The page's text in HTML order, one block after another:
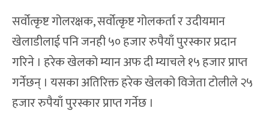
सर्वोत्कृष्ट गोलरक्षक, सर्वोत्कृष्ट गोलकर्ता र उदीयमान
खेलाडीलाई पनि जनही ५० हजार रुपैयाँ पुरस्कार प्रदान
गरिने । हरेक खेलको म्यान अफ दी म्याचले १५ हजार प्राप्त
गर्नेछन् । यसका अतिरिक्त हरेक खेलको विजेता टोलीले २५
हजार रुपैयाँ पुरस्कार प्राप्त गर्नेछ ।